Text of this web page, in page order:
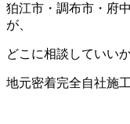
狛江市・調布市・府
が、
どこに相談していい
地元密着完全自社施